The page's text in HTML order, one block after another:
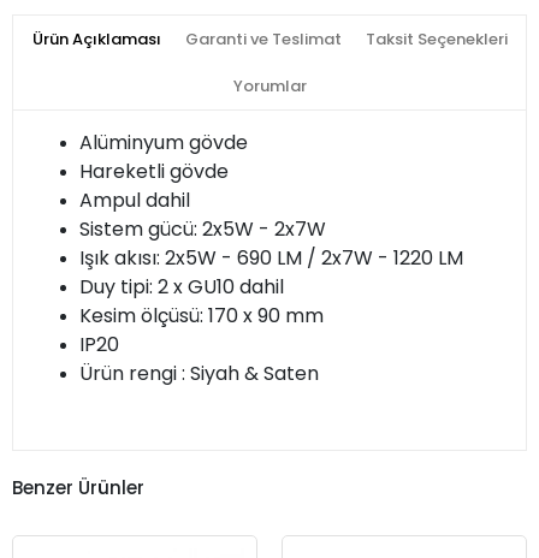
Ürün Açıklaması Garanti ve Teslimat Taksit Seçenekleri
Yorumlar
Alüminyum gövde
Hareketli gövde
Ampul dahil
Sistem gücü: 2x5W - 2x7W
Işık akısı: 2x5W - 690 LM / 2x7W - 1220 LM
Duy tipi: 2 x GU10 dahil
Kesim ölçüsü: 170 x 90 mm
IP20
Ürün rengi : Siyah & Saten
Benzer Ürünler